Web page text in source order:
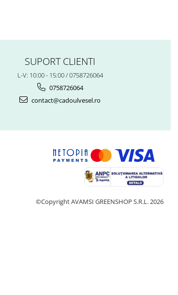
SUPORT CLIENTI
L-V: 10:00 - 15:00 / 0758726064
0758726064
contact@cadoulvesel.ro
©Copyright AVAMSI GREENSHOP S.R.L. 2026